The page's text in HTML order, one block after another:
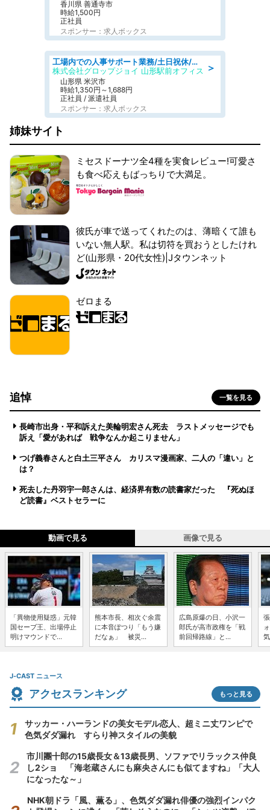
香川県 善通寺市
時給1,500円
正社員
スポンサー：求人ボックス
＞
工場内での人事サポート業務/土日祝休/簡単/未経験歓迎/交通費支給/社員登用実績
株式会社グロップジョイ 山形駅前オフィス
山形県 米沢市
時給1,350円～1,688円
正社員 / 派遣社員
スポンサー：求人ボックス
姉妹サイト
ミセスドーナツ全4種を実食レビュー!可愛さ
も食べ応えもばっちりで大満足。
彼氏が車で送ってくれたのは、薄暗くて誰も
いない無人駅。私は切符を買おうとしたけれ
ど(山形県・20代女性)|Jタウンネット
ゼロまる
追悼 一覧を見る
長崎市出身・平和訴えた美輪明宏さん死去 ラストメッセージでも
訴え「愛があれば 戦争なんか起こりません」
つげ義春さんと白土三平さん カリスマ漫画家、二人の「違い」と
は？
死去した丹羽宇一郎さんは、経済界有数の読書家だった 『死ぬほ
ど読書』ベストセラーに
動画で見る 画像で見る
「異物使用疑惑」元韓
国セーブ王、出場停止
明けマウンドで...
熊本市長、相次ぐ余震
に本音ぽつり「もう嫌
だなぁ」 被災...
広島原爆の日、小沢一
郎氏が高市政権を「戦
前回帰路線」と...
J-CAST ニュース
アクセスランキング もっと見る
サッカー・ハーランドの美女モデル恋人、超ミニ丈ワンピで
色気ダダ漏れ すらり神スタイルの美貌
市川團十郎の15歳長女＆13歳長男、ソファでリラックス仲良
し2ショ 「海老蔵さんにも麻央さんにも似てますね」「大人
になったな～」
NHK朝ドラ「風、薫る」、色気ダダ漏れ俳優の強烈インパク